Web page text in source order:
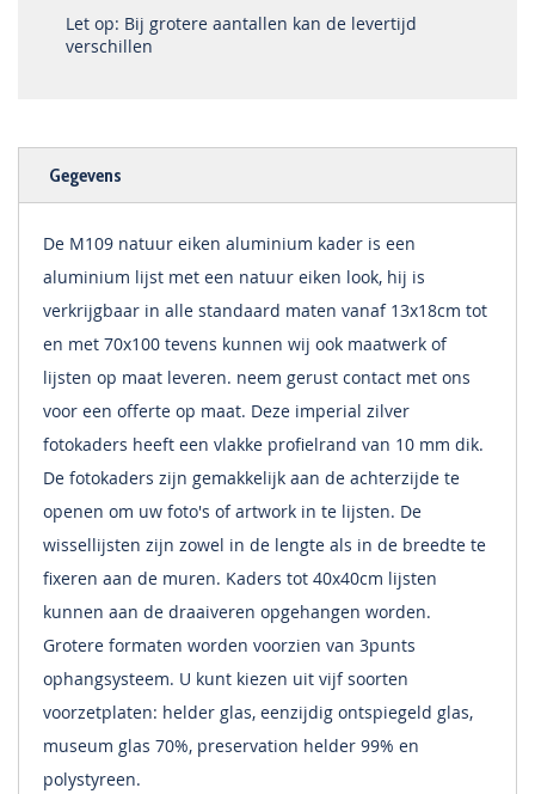
Let op: Bij grotere aantallen kan de levertijd
verschillen
Gegevens
De M109 natuur eiken aluminium kader is een
aluminium lijst met een natuur eiken look, hij is
verkrijgbaar in alle standaard maten vanaf 13x18cm tot
en met 70x100 tevens kunnen wij ook maatwerk of
lijsten op maat leveren. neem gerust contact met ons
voor een offerte op maat. Deze imperial zilver
fotokaders heeft een vlakke profielrand van 10 mm dik.
De fotokaders zijn gemakkelijk aan de achterzijde te
openen om uw foto's of artwork in te lijsten. De
wissellijsten zijn zowel in de lengte als in de breedte te
fixeren aan de muren. Kaders tot 40x40cm lijsten
kunnen aan de draaiveren opgehangen worden.
Grotere formaten worden voorzien van 3punts
ophangsysteem. U kunt kiezen uit vijf soorten
voorzetplaten: helder glas, eenzijdig ontspiegeld glas,
museum glas 70%, preservation helder 99% en
polystyreen.